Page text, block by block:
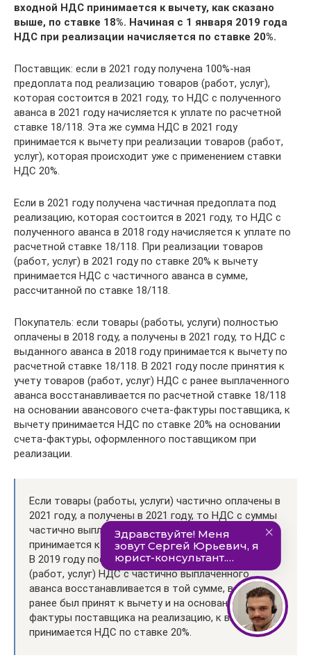
входной НДС принимается к вычету, как сказано
выше, по ставке 18%. Начиная с 1 января 2019 года
НДС при реализации начисляется по ставке 20%.
Поставщик: если в 2021 году получена 100%-ная
предоплата под реализацию товаров (работ, услуг),
которая состоится в 2021 году, то НДС с полученного
аванса в 2021 году начисляется к уплате по расчетной
ставке 18/118. Эта же сумма НДС в 2021 году
принимается к вычету при реализации товаров (работ,
услуг), которая происходит уже с применением ставки
НДС 20%.
Если в 2021 году получена частичная предоплата под
реализацию, которая состоится в 2021 году, то НДС с
полученного аванса в 2018 году начисляется к уплате по
расчетной ставке 18/118. При реализации товаров
(работ, услуг) в 2021 году по ставке 20% к вычету
принимается НДС с частичного аванса в сумме,
рассчитанной по ставке 18/118.
Покупатель: если товары (работы, услуги) полностью
оплачены в 2018 году, а получены в 2021 году, то НДС с
выданного аванса в 2018 году принимается к вычету по
расчетной ставке 18/118. В 2021 году после принятия к
учету товаров (работ, услуг) НДС с ранее выплаченного
аванса восстанавливается по расчетной ставке 18/118
на основании авансового счета-фактуры поставщика, к
вычету принимается НДС по ставке 20% на основании
счета-фактуры, оформленного поставщиком при
реализации.
Если товары (работы, услуги) частично оплачены в
2021 году, а получены в 2021 году, то НДС с суммы
частично выплаченного аванса в 2018 году
принимается к вычету по расчетной ставке 18/118.
В 2019 году после принятия к учету товаров
(работ, услуг) НДС с частично выплаченного
аванса восстанавливается в той сумме, в которой
ранее был принят к вычету и на основании счета-
фактуры поставщика на реализацию, к вычету
принимается НДС по ставке 20%.